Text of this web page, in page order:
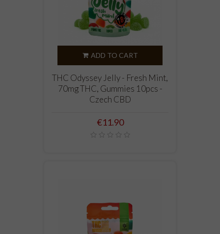
ADD TO CART
THC Odyssey Jelly - Fresh Mint,
70mg THC, Gummies 10pcs -
Czech CBD
Price
€11.90